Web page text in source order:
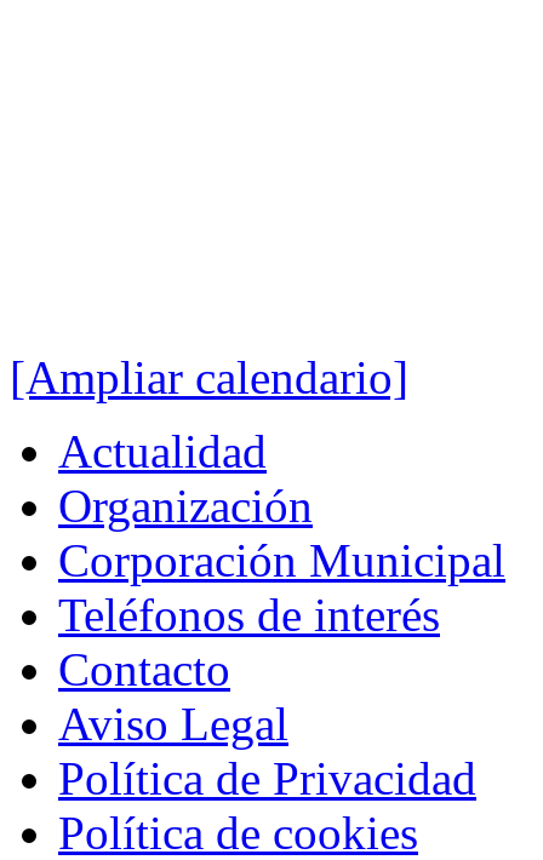
[Ampliar calendario]
Actualidad
Organización
Corporación Municipal
Teléfonos de interés
Contacto
Aviso Legal
Política de Privacidad
Política de cookies